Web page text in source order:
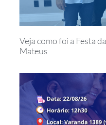
Veja como foi a Festa
Mateus